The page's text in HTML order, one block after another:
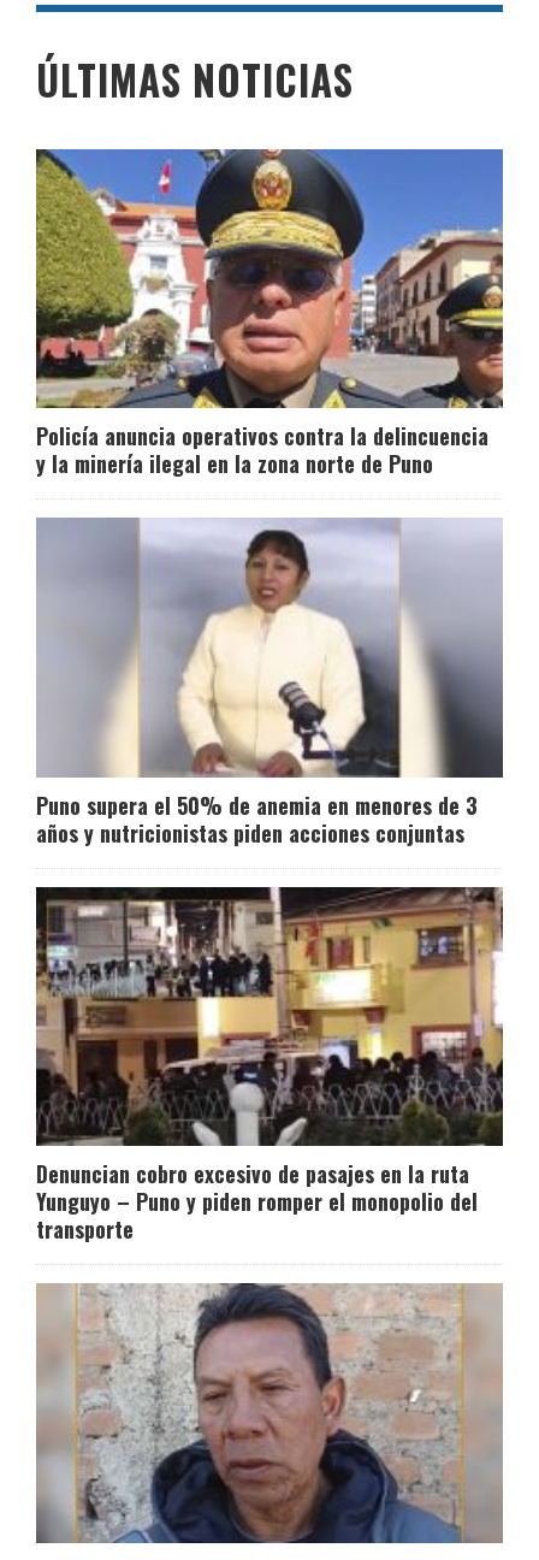
ÚLTIMAS NOTICIAS
Policía anuncia operativos contra la delincuencia
y la minería ilegal en la zona norte de Puno
Puno supera el 50% de anemia en menores de 3
años y nutricionistas piden acciones conjuntas
Denuncian cobro excesivo de pasajes en la ruta
Yunguyo – Puno y piden romper el monopolio del
transporte